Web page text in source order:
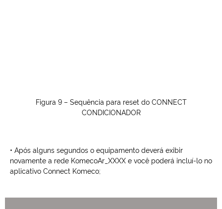
Figura 9 – Sequência para reset do CONNECT
CONDICIONADOR
• Após alguns segundos o equipamento deverá exibir
novamente a rede KomecoAr_XXXX e você poderá incluí-lo no
aplicativo Connect Komeco;